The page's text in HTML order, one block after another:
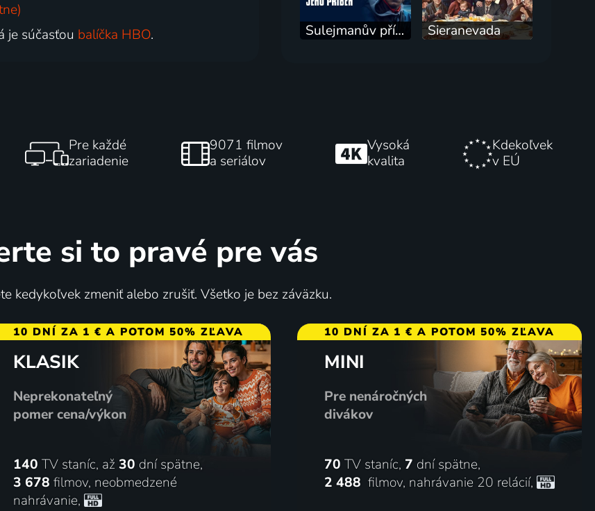
je súčasťou balíčka HBO. Sulejmanův příběh Sieranevada
Pre každé
zariadenie
9071 filmov
a seriálov
Vysoká
kvalita
Kdekoľvek
v EÚ
si to pravé pre vás
kedykoľvek zmeniť alebo zrušiť. Všetko je bez záväzku.
10 DNÍ ZA 1 € A POTOM 50% ZĽAVA
KLASIK
Neprekonateľný
pomer cena/výkon
140 TV staníc, až 30 dní spätne,
3 678 filmov, neobmedzené
nahrávanie,
10 DNÍ ZA 1 € A POTOM 50% ZĽAVA
MINI
Pre nenáročných
divákov
70 TV staníc, 7 dní spätne,
2 488 filmov, nahrávanie 20 relácií,